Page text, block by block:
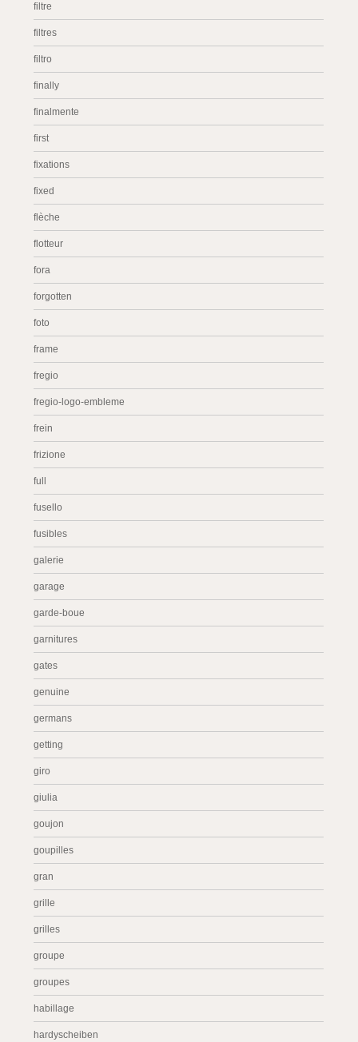
filtre
filtres
filtro
finally
finalmente
first
fixations
fixed
flèche
flotteur
fora
forgotten
foto
frame
fregio
fregio-logo-embleme
frein
frizione
full
fusello
fusibles
galerie
garage
garde-boue
garnitures
gates
genuine
germans
getting
giro
giulia
goujon
goupilles
gran
grille
grilles
groupe
groupes
habillage
hardyscheiben